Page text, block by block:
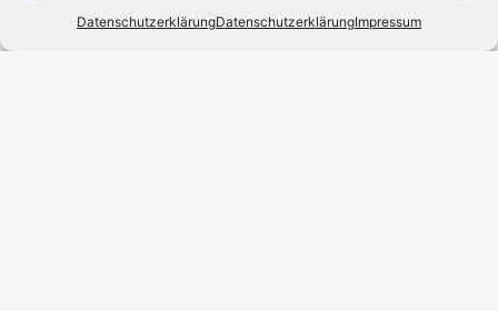
DatenschutzerklärungDatenschutzerklärungImpressum
Zahlung und Versand